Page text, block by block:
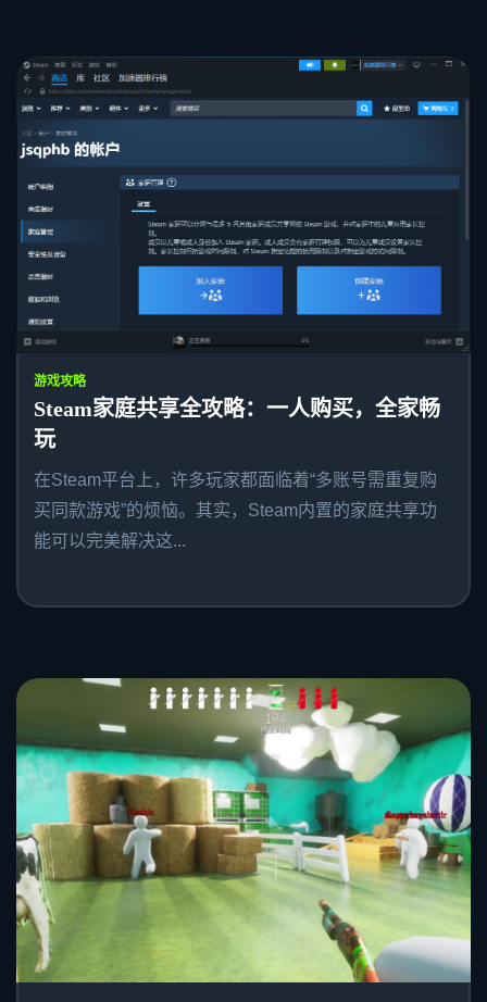
游戏攻略
Steam家庭共享全攻略：一人购买，全家畅
玩
在Steam平台上，许多玩家都面临着“多账号需重复购
买同款游戏”的烦恼。其实，Steam内置的家庭共享功
能可以完美解决这...